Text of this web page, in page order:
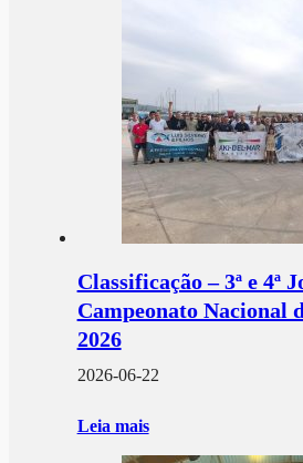
Classificação – 3ª e 4ª
Campeonato Nacional
2026
2026-06-22
Leia mais